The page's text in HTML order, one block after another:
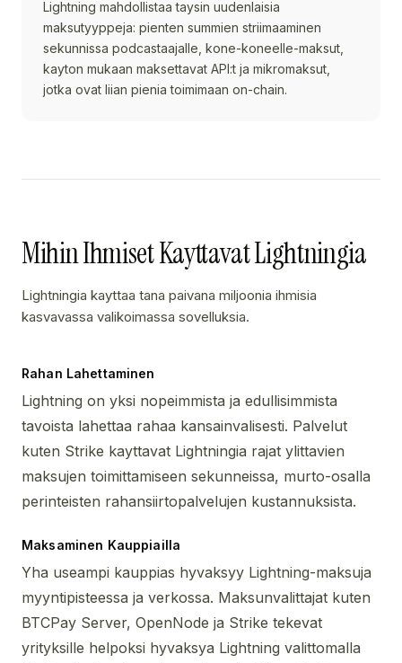
Lightning mahdollistaa taysin uudenlaisia
maksutyyppeja: pienten summien striimaaminen
sekunnissa podcastaajalle, kone-koneelle-maksut,
kayton mukaan maksettavat API:t ja mikromaksut,
jotka ovat liian pienia toimimaan on-chain.
Mihin Ihmiset Kayttavat Lightningia
Lightningia kayttaa tana paivana miljoonia ihmisia
kasvavassa valikoimassa sovelluksia.
Rahan Lahettaminen
Lightning on yksi nopeimmista ja edullisimmista
tavoista lahettaa rahaa kansainvalisesti. Palvelut
kuten Strike kayttavat Lightningia rajat ylittavien
maksujen toimittamiseen sekunneissa, murto-osalla
perinteisten rahansiirtopalvelujen kustannuksista.
Maksaminen Kauppiailla
Yha useampi kauppias hyvaksyy Lightning-maksuja
myyntipisteessa ja verkossa. Maksunvalittajat kuten
BTCPay Server, OpenNode ja Strike tekevat
yrityksille helpoksi hyvaksya Lightning valittomalla